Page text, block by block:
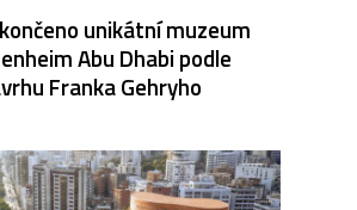
unikátní muzeum
Abu Dhabi podle
Franka Gehryho